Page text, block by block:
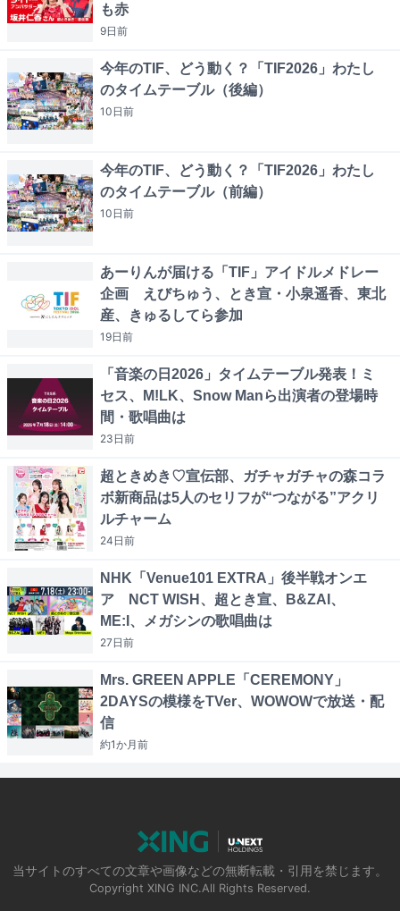
も赤
9日前
今年のTIF、どう動く？「TIF2026」わたし
のタイムテーブル（後編）
10日前
今年のTIF、どう動く？「TIF2026」わたし
のタイムテーブル（前編）
10日前
あーりんが届ける「TIF」アイドルメドレー
企画 えびちゅう、とき宣・小泉遥香、東北
産、きゅるしてら参加
19日前
「音楽の日2026」タイムテーブル発表！ミ
セス、M!LK、Snow Manら出演者の登場時
間・歌唱曲は
23日前
超ときめき♡宣伝部、ガチャガチャの森コラ
ボ新商品は5人のセリフが“つながる”アクリ
ルチャーム
24日前
NHK「Venue101 EXTRA」後半戦オンエ
ア NCT WISH、超とき宣、B&ZAI、
ME:I、メガシンの歌唱曲は
27日前
Mrs. GREEN APPLE「CEREMONY」
2DAYSの模様をTVer、WOWOWで放送・配
信
約1か月前
当サイトのすべての文章や画像などの無断転載・引用を禁じます。
Copyright XING INC.All Rights Reserved.